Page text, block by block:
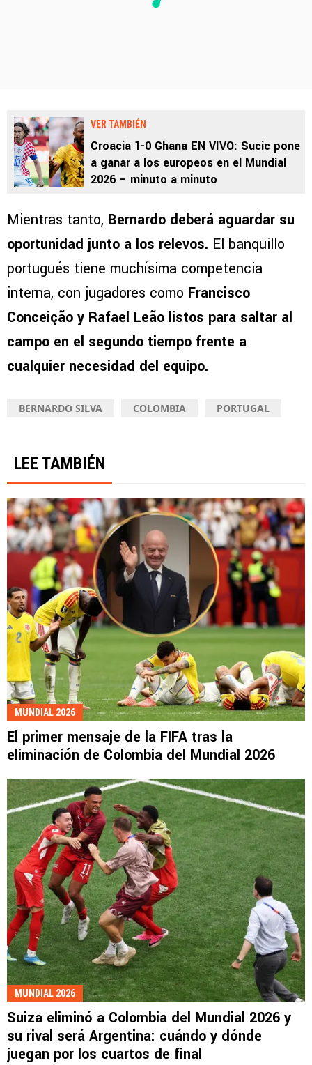
VER TAMBIÉN
Croacia 1-0 Ghana EN VIVO: Sucic pone
a ganar a los europeos en el Mundial
2026 – minuto a minuto
Mientras tanto, Bernardo deberá aguardar su
oportunidad junto a los relevos. El banquillo
portugués tiene muchísima competencia
interna, con jugadores como Francisco
Conceição y Rafael Leão listos para saltar al
campo en el segundo tiempo frente a
cualquier necesidad del equipo.
BERNARDO SILVA COLOMBIA PORTUGAL
LEE TAMBIÉN
MUNDIAL 2026
El primer mensaje de la FIFA tras la
eliminación de Colombia del Mundial 2026
MUNDIAL 2026
Suiza eliminó a Colombia del Mundial 2026 y
su rival será Argentina: cuándo y dónde
juegan por los cuartos de final